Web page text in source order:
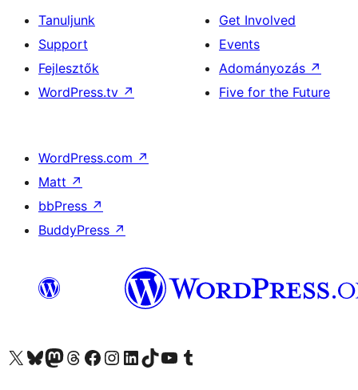
Tanuljunk
Support
Fejlesztők
WordPress.tv ↗
Get Involved
Events
Adományozás ↗
Five for the Future
WordPress.com ↗
Matt ↗
bbPress ↗
BuddyPress ↗
Visit our X (formerly Twitter) account
Visit our Bluesky account
Twitter csatornánk
Visit our Threads account
Facebook oldalunk megtekintése
Visit our Instagram account
Visit our LinkedIn account
Visit our TikTok account
Visit our YouTube channel
Visit our Tumblr account